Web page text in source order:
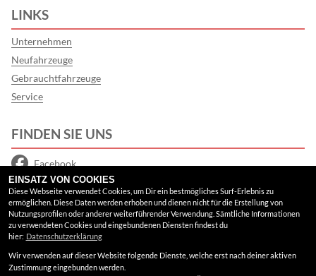
LINKS
Unternehmen
Neufahrzeuge
Gebrauchtfahrzeuge
Service
FINDEN SIE UNS
Facebook
Google Maps
RECHTLICHES
AGB
EINSATZ VON COOKIES
Diese Webseite verwendet Cookies, um Dir ein bestmögliches Surf-Erlebnis zu
ermöglichen. Diese Daten werden erhoben und dienen nicht für die Erstellung von
Nutzungsprofilen oder anderer weiterführender Verwendung. Sämtliche Informationen
zu verwendeten Cookies und eingebundenen Diensten findest du
hier: Datenschutzerklärung
Wir verwenden auf dieser Website folgende Dienste, welche erst nach deiner aktiven
Zustimmung eingebunden werden.